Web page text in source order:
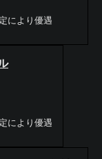
により優遇
により優遇